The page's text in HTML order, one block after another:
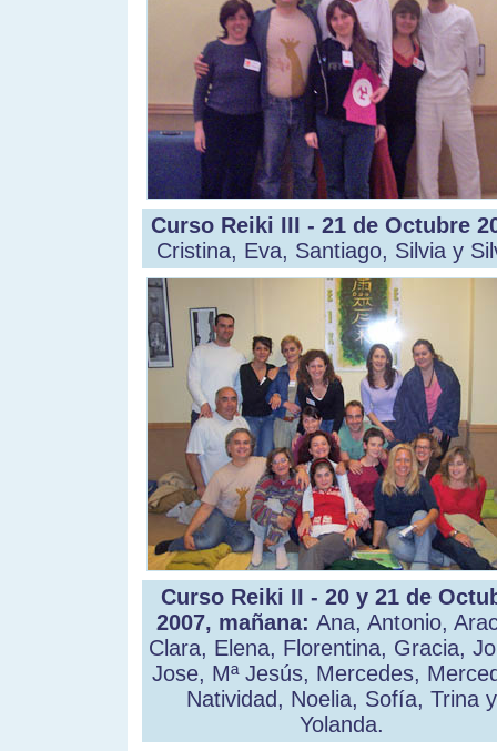
Curso Reiki III - 21 de Octubre
Cristina, Eva, Santiago, Silvia y
Curso Reiki II - 20 y 21 de
2007, mañana: Ana, Antonio,
Clara, Elena, Florentina, Gracia,
Jose, Mª Jesús, Mercedes,
Natividad, Noelia, Sofía, Trina y
Yolanda.